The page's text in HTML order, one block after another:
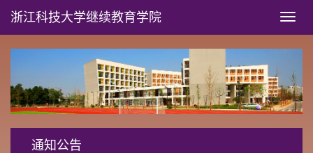
浙江科技大学继续教育学院
通知公告